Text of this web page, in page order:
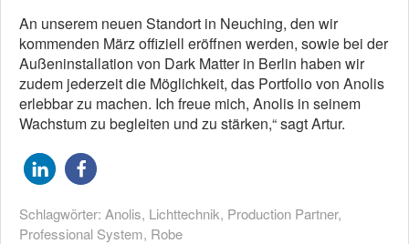
An unserem neuen Standort in Neuching, den wir
kommenden März offiziell eröffnen werden, sowie bei der
Außeninstallation von Dark Matter in Berlin haben wir
zudem jederzeit die Möglichkeit, das Portfolio von Anolis
erlebbar zu machen. Ich freue mich, Anolis in seinem
Wachstum zu begleiten und zu stärken,“ sagt Artur.
Schlagwörter: Anolis, Lichttechnik, Production Partner,
Professional System, Robe